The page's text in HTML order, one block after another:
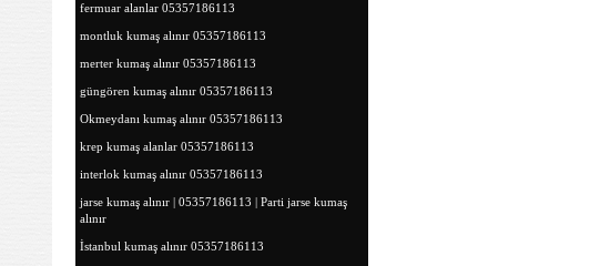
fermuar alanlar 05357186113
montluk kumaş alınır 05357186113
merter kumaş alınır 05357186113
güngören kumaş alınır 05357186113
Okmeydanı kumaş alınır 05357186113
krep kumaş alanlar 05357186113
interlok kumaş alınır 05357186113
jarse kumaş alınır | 05357186113 | Parti jarse kumaş
alınır
İstanbul kumaş alınır 05357186113